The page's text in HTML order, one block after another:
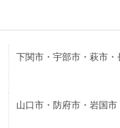
下関市・宇部市・萩市・
山口市・防府市・岩国市